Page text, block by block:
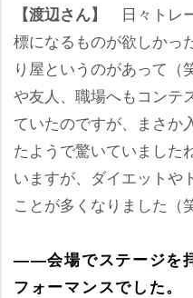
【渡辺さん】 日々トレ
標になるものが欲しかっ
り屋というのがあって（
友人、職場へもコンテ
ていたのですが、まさか
たようで驚いていました
いますが、ダイエットや
ことが多くなりました（
――会場でステージを
フォーマンスでした。